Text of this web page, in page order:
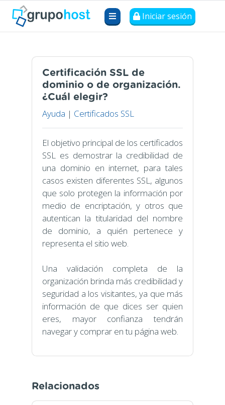
Iniciar sesión
Certificación SSL de
dominio o de organización.
¿Cuál elegir?
Ayuda | Certificados SSL
El objetivo principal de los certificados
SSL es demostrar la credibilidad de
una dominio en internet, para tales
casos existen diferentes SSL, algunos
que solo protegen la información por
medio de encriptación, y otros que
autentican la titularidad del nombre
de dominio, a quién pertenece y
representa el sitio web.
Una validación completa de la
organización brinda más credibilidad y
seguridad a los visitantes, ya que más
información de que dices ser quien
eres, mayor confianza tendrán
navegar y comprar en tu página web.
Relacionados